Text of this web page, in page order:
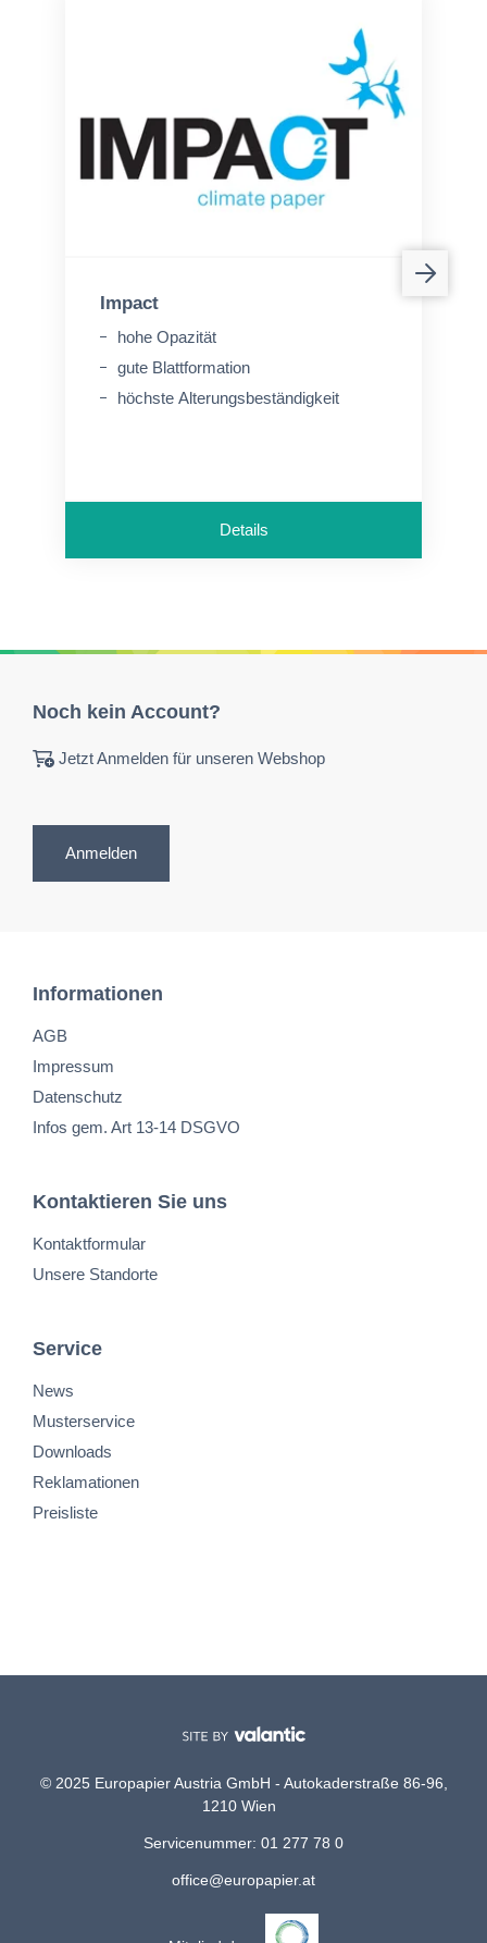
Impact
hohe Opazität
gute Blattformation
höchste Alterungsbeständigkeit
Details
Noch kein Account?
Jetzt Anmelden für unseren Webshop
Anmelden
Informationen
AGB
Impressum
Datenschutz
Infos gem. Art 13-14 DSGVO
Kontaktieren Sie uns
Kontaktformular
Unsere Standorte
Service
News
Musterservice
Downloads
Reklamationen
Preisliste
© 2025 Europapier Austria GmbH - Autokaderstraße 86-96,
1210 Wien
Servicenummer: 01 277 78 0
office@europapier.at